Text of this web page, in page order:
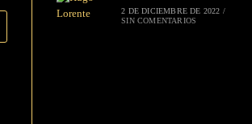
2 DE DICIEMBRE DE 2022 /
SIN COMENTARIOS